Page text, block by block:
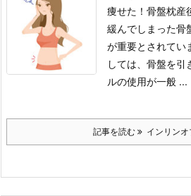
痩せた！骨盤枕産
緩んでしまった骨
が重要とされてい
しては、骨盤を引
ルの使用が一般 ...
記事を読む インリンオ